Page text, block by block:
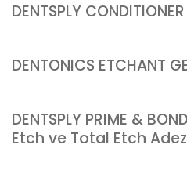
DENTSPLY
DENTONICS ETCHANT
DENTSPLY PRIME &
Etch ve Total Etch